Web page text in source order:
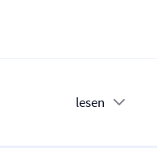
lesen